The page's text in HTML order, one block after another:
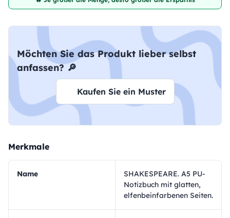
Möchten Sie das Produkt lieber selbst
anfassen? 🔎
Kaufen Sie ein Muster
Merkmale
Name
SHAKESPEARE. A5 PU-
Notizbuch mit glatten,
elfenbeinfarbenen Seiten.